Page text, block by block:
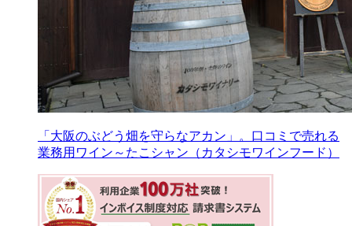
「大阪のぶどう畑を守らなアカン」。口コミで売れる
業務用ワイン～たこシャン（カタシモワインフード）